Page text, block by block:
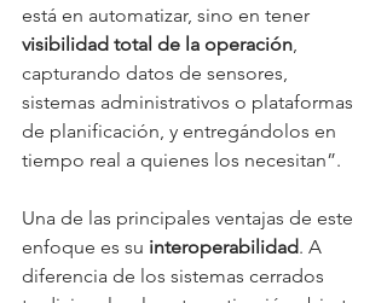
está en automatizar, sino en tener
visibilidad total de la operación
capturando datos de sensores,
sistemas administrativos o plataformas
de planificación, y entregándolos en
tiempo real a quienes los necesitan”.
Una de las principales ventajas de este
enfoque es su interoperabilidad. A
diferencia de los sistemas cerrados